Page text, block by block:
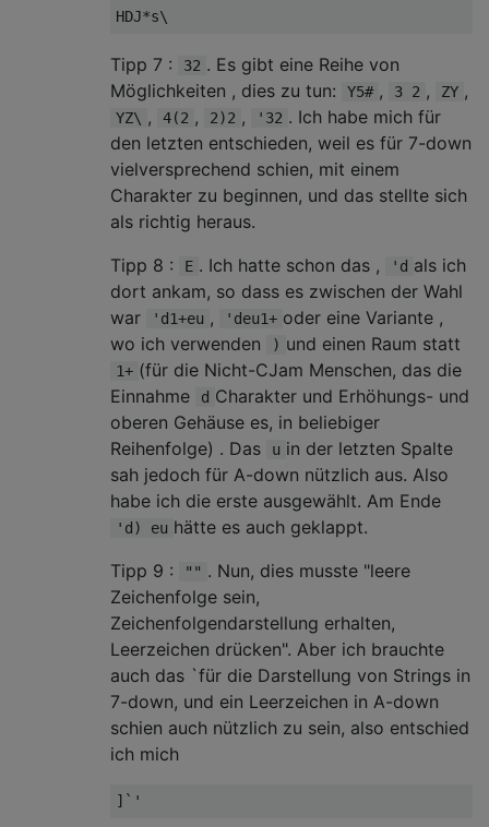
Tipp 7 : 32 . Es gibt eine Reihe von
Möglichkeiten , dies zu tun:
Y5# , 3 2 , ZY ,
YZ\ , 4(2 , 2)2 , '32 . Ich habe mich für
den letzten entschieden, weil es für 7-down
vielversprechend schien, mit einem
Charakter zu beginnen, und das stellte sich
als richtig heraus.
Tipp 8 :
E . Ich hatte schon das , 'd als ich
dort ankam, so dass es zwischen der Wahl
war
'd1+eu , 'deu1+ oder eine Variante ,
wo ich verwenden
) und einen Raum statt
1+ (für die Nicht-CJam Menschen, das die
Einnahme
d Charakter und Erhöhungs- und
oberen Gehäuse es, in beliebiger
Reihenfolge) . Das
u in der letzten Spalte
sah jedoch für A-down nützlich aus. Also
habe ich die erste ausgewählt. Am Ende
'd) eu hätte es auch geklappt.
Tipp 9 :
"" . Nun, dies musste "leere
Zeichenfolge sein,
Zeichenfolgendarstellung erhalten,
Leerzeichen drücken". Aber ich brauchte
auch das `für die Darstellung von Strings in
7-down, und ein Leerzeichen in A-down
schien auch nützlich zu sein, also entschied
ich mich